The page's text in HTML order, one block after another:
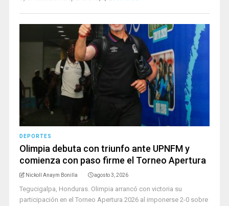
DEPORTES
Olimpia debuta con triunfo ante UPNFM y
comienza con paso firme el Torneo Apertura
Nickoll Anaym Bonilla agosto 3, 2026
Tegucigalpa, Honduras. Olimpia arrancó con victoria su
participación en el Torneo Apertura 2026 al imponerse 2-0 sobre